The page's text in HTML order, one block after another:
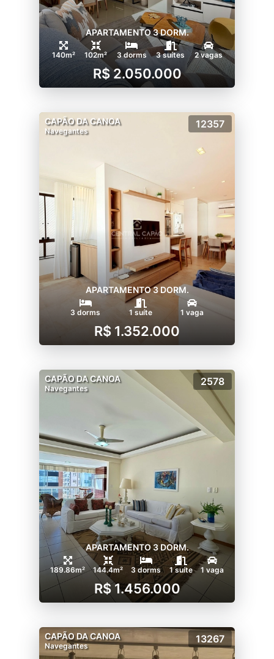
APARTAMENTO 3 DORM.
140m² 102m² 3 dorms 3 suítes 2 vagas
R$ 2.050.000
CAPÃO DA CANOA
Navegantes
12357
APARTAMENTO 3 DORM.
3 dorms 1 suíte 1 vaga
R$ 1.352.000
CAPÃO DA CANOA
Navegantes
2578
APARTAMENTO 3 DORM.
189.86m² 144.4m² 3 dorms 1 suíte 1 vaga
R$ 1.456.000
CAPÃO DA CANOA
Navegantes
13267